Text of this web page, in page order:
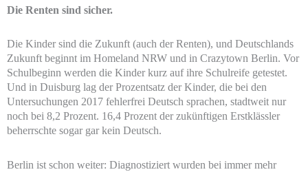
Die Renten sind sicher.
Die Kinder sind die Zukunft (auch der Renten), und Deutschlands
Zukunft beginnt im Homeland NRW und in Crazytown Berlin. Vor
Schulbeginn werden die Kinder kurz auf ihre Schulreife getestet.
Und in Duisburg lag der Prozentsatz der Kinder, die bei den
Untersuchungen 2017 fehlerfrei Deutsch sprachen, stadtweit nur
noch bei 8,2 Prozent. 16,4 Prozent der zukünftigen Erstklässler
beherrschte sogar gar kein Deutsch.
Berlin ist schon weiter: Diagnostiziert wurden bei immer mehr